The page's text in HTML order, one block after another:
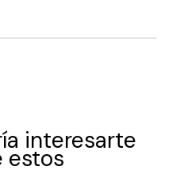
interesarte
estos